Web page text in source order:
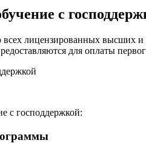
с
всех лицензированных
для оплаты
с господдержкой: